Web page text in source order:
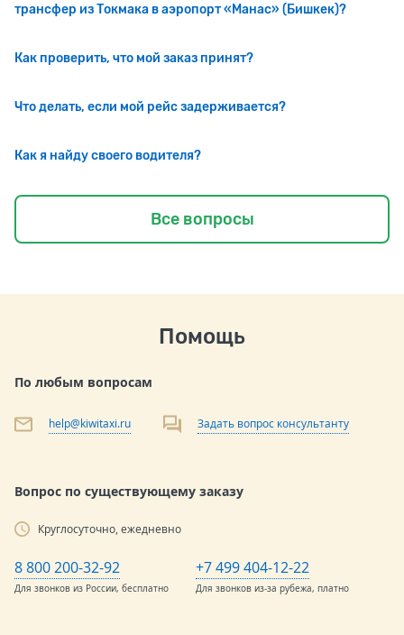
трансфер из Токмака в аэропорт «Манас» (Бишкек)?
Как проверить, что мой заказ принят?
Что делать, если мой рейс задерживается?
Как я найду своего водителя?
Все вопросы
Помощь
По любым вопросам
help@kiwitaxi.ru Задать вопрос консультанту
Вопрос по существующему заказу
Круглосуточно, ежедневно
8 800 200-32-92
Для звонков из России, бесплатно
+7 499 404-12-22
Для звонков из-за рубежа, платно